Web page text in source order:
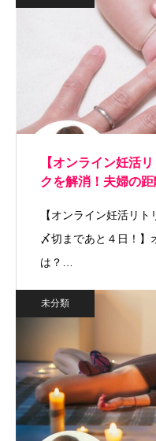
【オンライン妊活
クを解消！夫婦の
【オンライン妊活リ
〆切まであと４日！】
は？…
未分類